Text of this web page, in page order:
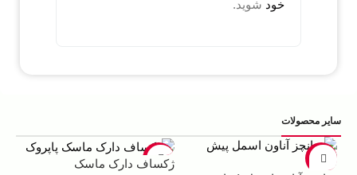
خود شوید.
سایر محصولات
-13%
-22%
ژکساف دارک ماسک